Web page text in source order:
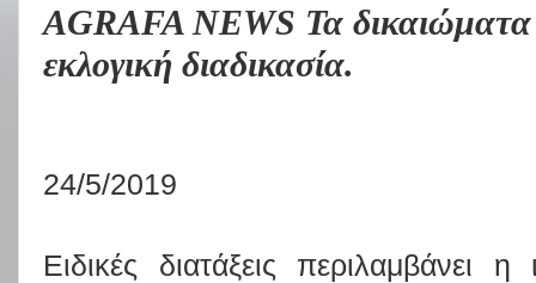
AGRAFA NEWS Τα
εκλογική διαδικασία.
24/5/2019
Ειδικές διατάξεις περιλαμβάνει